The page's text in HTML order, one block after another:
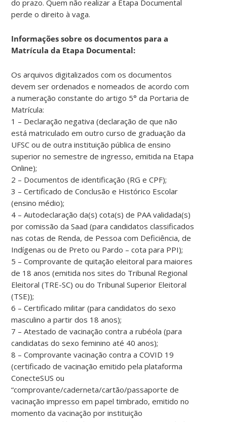
do prazo. Quem não realizar a Etapa Documental
perde o direito à vaga.
Informações sobre os documentos para a
Matrícula da Etapa Documental:
Os arquivos digitalizados com os documentos
devem ser ordenados e nomeados de acordo com
a numeração constante do artigo 5° da Portaria de
Matrícula:
1 – Declaração negativa (declaração de que não
está matriculado em outro curso de graduação da
UFSC ou de outra instituição pública de ensino
superior no semestre de ingresso, emitida na Etapa
Online);
2 – Documentos de identificação (RG e CPF);
3 – Certificado de Conclusão e Histórico Escolar
(ensino médio);
4 – Autodeclaração da(s) cota(s) de PAA validada(s)
por comissão da Saad (para candidatos classificados
nas cotas de Renda, de Pessoa com Deficiência, de
Indígenas ou de Preto ou Pardo – cota para PPI);
5 – Comprovante de quitação eleitoral para maiores
de 18 anos (emitida nos sites do Tribunal Regional
Eleitoral (TRE-SC) ou do Tribunal Superior Eleitoral
(TSE));
6 – Certificado militar (para candidatos do sexo
masculino a partir dos 18 anos);
7 – Atestado de vacinação contra a rubéola (para
candidatas do sexo feminino até 40 anos);
8 – Comprovante vacinação contra a COVID 19
(certificado de vacinação emitido pela plataforma
ConecteSUS ou
“comprovante/caderneta/cartão/passaporte de
vacinação impresso em papel timbrado, emitido no
momento da vacinação por instituição